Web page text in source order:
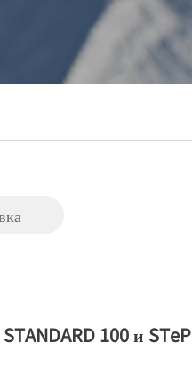
100 и STeP